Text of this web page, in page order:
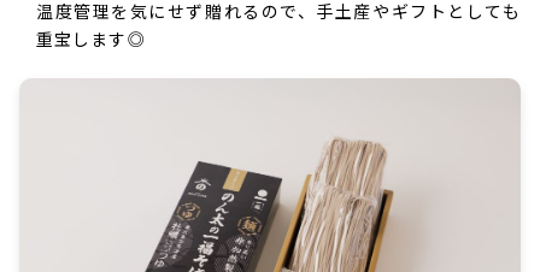
温度管理を気にせず贈れるので、手土産やギフトとしても
重宝します◎